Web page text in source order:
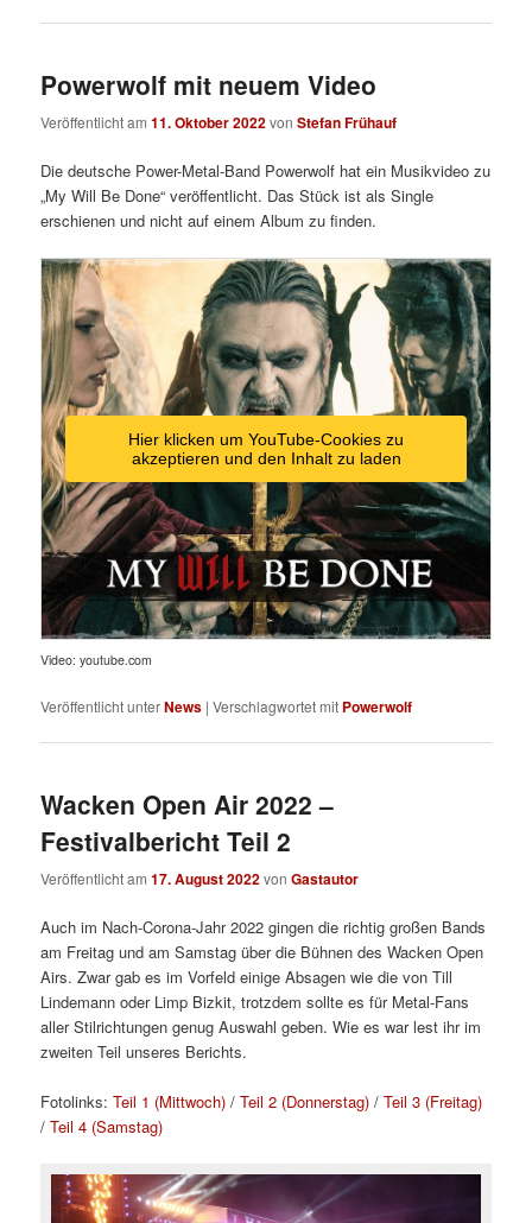
Powerwolf mit neuem Video
Veröffentlicht am11. Oktober 2022vonStefan Frühauf
Die deutsche Power-Metal-Band Powerwolf hat ein Musikvideo zu
„My Will Be Done“ veröffentlicht. Das Stück ist als Single
erschienen und nicht auf einem Album zu finden.
Hier klicken um YouTube-Cookies zu
akzeptieren und den Inhalt zu laden
Video: youtube.com
Veröffentlicht unterNews |Verschlagwortet mit Powerwolf
Wacken Open Air 2022 –
Festivalbericht Teil 2
Veröffentlicht am17. August 2022vonGastautor
Auch im Nach-Corona-Jahr 2022 gingen die richtig großen Bands
am Freitag und am Samstag über die Bühnen des Wacken Open
Airs. Zwar gab es im Vorfeld einige Absagen wie die von Till
Lindemann oder Limp Bizkit, trotzdem sollte es für Metal-Fans
aller Stilrichtungen genug Auswahl geben. Wie es war lest ihr im
zweiten Teil unseres Berichts.
Fotolinks:Teil 1 (Mittwoch) /Teil 2 (Donnerstag) /Teil 3 (Freitag)
/Teil 4 (Samstag)